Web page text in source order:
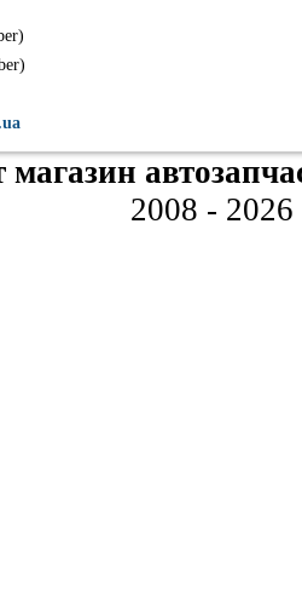
магазин
2008 - 2026